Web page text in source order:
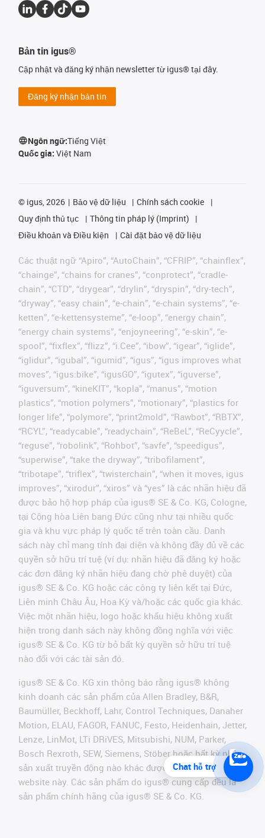
Bản tin igus®
Cập nhật và đăng ký nhận newsletter từ igus® tại đây.
Đăng ký nhận bản tin
Ngôn ngữ:Tiếng Việt
Quốc gia: Việt Nam
© igus, 2026 Bảo vệ dữ liệu
Chính sách cookie
Quy định thủ tục
Thông tin pháp lý (Imprint)
Điều khoản và Điều kiện
Cài đặt bảo vệ dữ liệu
Các thuật ngữ “Apiro”, “AutoChain”, “CFRIP”, “chainflex”,
“chainge”, “chains for cranes”, “conprotect”, “cradle-
chain”, “CTD”, “drygear”, “drylin”, “dryspin”, “dry-tech”,
“dryway”, “easy chain”, “e-chain”, “e-chain systems”, “e-
ketten”, “e-kettensysteme”, “e-loop”, “energy chain”,
“energy chain systems”, “enjoyneering”, “e-skin”, “e-
spool”, “fixflex”, “flizz”, “i.Cee”, “ibow”, “igear”, “iglide”,
“iglidur”, “igubal”, “igumid”, “igus”, “igus improves what
moves”, “igus:bike”, “igusGO”, “igutex”, “iguverse”,
“iguversum”, “kineKIT”, “kopla”, “manus”, “motion
plastics”, “motion polymers”, “motionary”, “plastics for
longer life”, “polymore”, “print2mold”, “Rawbot”, “RBTX”,
“RCYL”, “readycable”, “readychain”, “ReBeL”, “ReCyycle”,
“reguse”, “robolink”, “Rohbot”, “savfe”, “speedigus”,
“superwise”, “take the dryway”, “tribofilament”,
“tribotape”, “triflex”, “twisterchain”, “when it moves, igus
improves”, “xirodur”, “xiros” và “yes” là các nhãn hiệu đã
được bảo hộ hợp pháp của igus® SE & Co. KG, Cologne,
tại Cộng hòa Liên bang Đức cũng như tại nhiều quốc
gia và khu vực pháp lý quốc tế trên toàn cầu. Danh
sách này chỉ mang tính đại diện và không đầy đủ về các
quyền sở hữu trí tuệ (ví dụ: nhãn hiệu đã đăng ký hoặc
các đơn đăng ký nhãn hiệu đang chờ phê duyệt) của
igus® SE & Co. KG hoặc các công ty liên kết tại Đức,
Liên minh Châu Âu, Hoa Kỳ và/hoặc các quốc gia khác.
Việc một nhãn hiệu, logo hoặc khẩu hiệu không xuất
hiện trong danh sách này không đồng nghĩa với việc
igus® SE & Co. KG từ bỏ bất kỳ quyền sở hữu trí tuệ
nào đối với các tài sản đó.
igus® SE & Co. KG xin thông báo rằng igus® không
kinh doanh các sản phẩm của Allen Bradley, B&R,
Baumüller, Beckhoff, Lahr, Control Techniques, Danaher
Motion, ELAU, FAGOR, FANUC, Festo, Heidenhain, Jetter,
Lenze, LinMot, LTi DRiVES, Mitsubishi, NUM, Parker,
Bosch Rexroth, SEW, Siemens, Stöber hoặc bất kỳ nhà
sản xuất truyền động nào khác được đề cập trên
website này. Các sản phẩm do igus® cung cấp đều là
sản phẩm chính hãng của igus® SE & Co. KG.
Chat hỗ trợ